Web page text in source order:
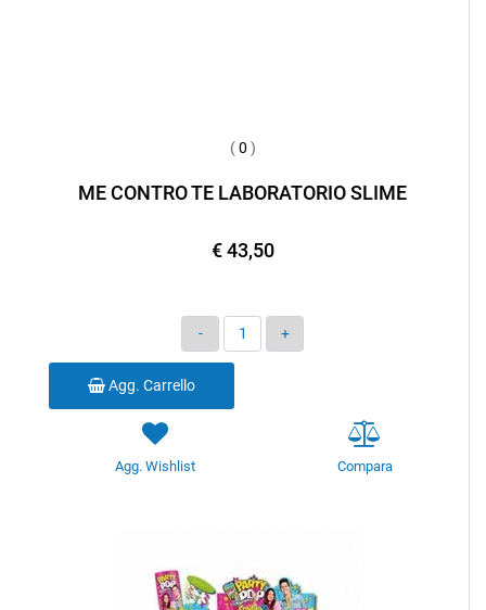
(0 )
ME CONTRO TE LABORATORIO SLIME
€ 43,50
Quantità
Agg. Carrello
Agg. Wishlist Compara